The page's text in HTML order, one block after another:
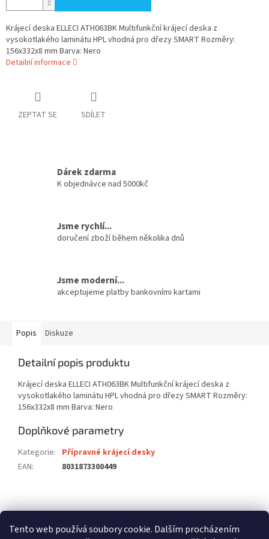
Tento web používá soubory cookie. Dalším procházením
Krájecí deska ELLECI ATH063BK Multifunkční krájecí deska z
vysokotlakého laminátu HPL vhodná pro dřezy SMART Rozměry:
156x332x8 mm Barva: Nero
Detailní informace
ZEPTAT SE SDÍLET
Dárek zdarma
K objednávce nad 5000kč
Jsme rychlí...
doručení zboží během několika dnů
Jsme moderní...
akceptujeme platby bankovními kartami
Popis Diskuze
Detailní popis produktu
Krájecí deska ELLECI ATH063BK Multifunkční krájecí deska z
vysokotlakého laminátu HPL vhodná pro dřezy SMART Rozměry:
156x332x8 mm Barva: Nero
Doplňkové parametry
Kategorie: Přípravné krájecí desky
EAN: 8031873300449
á
stavební pouzdra SCRIGNO